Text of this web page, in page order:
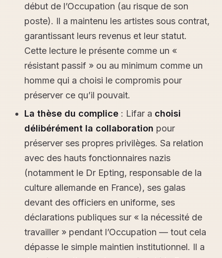
début de l’Occupation (au risque de son
poste). Il a maintenu les artistes sous contrat,
garantissant leurs revenus et leur statut.
Cette lecture le présente comme un «
résistant passif » ou au minimum comme un
homme qui a choisi le compromis pour
préserver ce qu’il pouvait.
La thèse du complice : Lifar a choisi
délibérément la collaboration pour
préserver ses propres privilèges. Sa relation
avec des hauts fonctionnaires nazis
(notamment le Dr Epting, responsable de la
culture allemande en France), ses galas
devant des officiers en uniforme, ses
déclarations publiques sur « la nécessité de
travailler » pendant l’Occupation — tout cela
dépasse le simple maintien institutionnel. Il a